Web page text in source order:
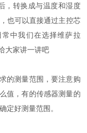
，转换成与温度和湿度
也可以直接通过主控芯
中我们在选择维萨拉
大家讲一讲吧
的测量范围，要注意购
值，有的传感器测量的
定好测量范围。